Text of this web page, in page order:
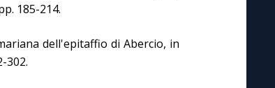
185-214.
dell'epitaffio di Abercio, in
302.